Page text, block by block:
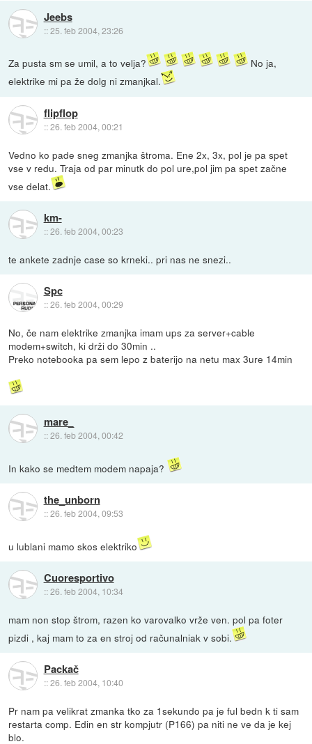
Jeebs
::25. feb 2004, 23:26
Za pusta sm se umil, a to velja?
No ja,
elektrike mi pa že dolg ni zmanjkal.
flipflop
::26. feb 2004, 00:21
Vedno ko pade sneg zmanjka štroma. Ene 2x, 3x, pol je pa spet
vse v redu. Traja od par minutk do pol ure,pol jim pa spet začne
vse delat.
km-
::26. feb 2004, 00:23
te ankete zadnje case so krneki.. pri nas ne snezi..
Spc
::26. feb 2004, 00:29
No, če nam elektrike zmanjka imam ups za server+cable
modem+switch, ki drži do 30min ..
Preko notebooka pa sem lepo z baterijo na netu max 3ure 14min
mare_
::26. feb 2004, 00:42
In kako se medtem modem napaja?
the_unborn
::26. feb 2004, 09:53
u lublani mamo skos elektriko
Cuoresportivo
::26. feb 2004, 10:34
mam non stop štrom, razen ko varovalko vrže ven. pol pa foter
pizdi , kaj mam to za en stroj od računalniak v sobi.
Packač
::26. feb 2004, 10:40
Pr nam pa velikrat zmanka tko za 1sekundo pa je ful bedn k ti sam
restarta comp. Edin en str kompjutr (P166) pa niti ne ve da je kej
blo.